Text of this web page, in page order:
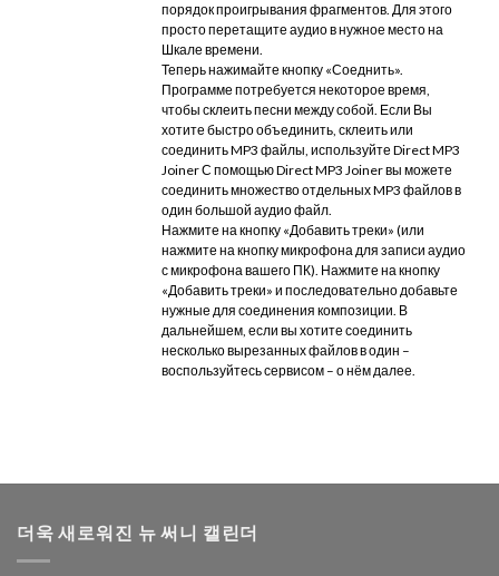
порядок проигрывания фрагментов. Для этого
просто перетащите аудио в нужное место на
Шкале времени.
Теперь нажимайте кнопку «Соеднить».
Программе потребуется некоторое время,
чтобы склеить песни между собой. Если Вы
хотите быстро объединить, склеить или
соединить MP3 файлы, используйте Direct MP3
Joiner С помощью Direct MP3 Joiner вы можете
соединить множество отдельных MP3 файлов в
один большой аудио файл.
Нажмите на кнопку «Добавить треки» (или
нажмите на кнопку микрофона для записи аудио
с микрофона вашего ПК). Нажмите на кнопку
«Добавить треки» и последовательно добавьте
нужные для соединения композиции. В
дальнейшем, если вы хотите соединить
несколько вырезанных файлов в один –
воспользуйтесь сервисом – о нём далее.
더욱 새로워진 뉴 써니 캘린더